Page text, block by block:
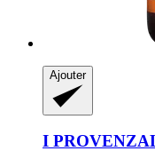
Ajouter
I